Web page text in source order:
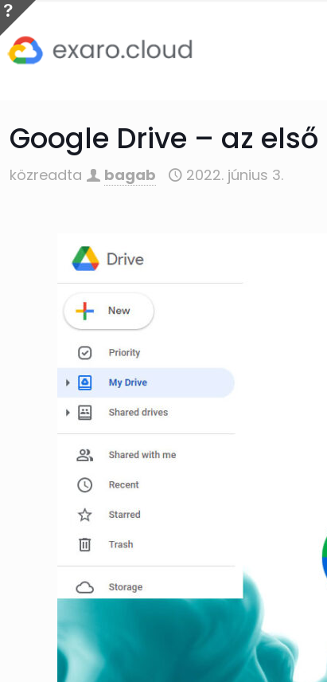
Google Drive – az
közreadta bagab 2022. június 3.